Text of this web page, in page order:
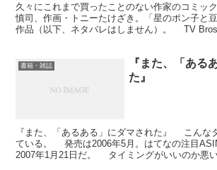
久々にこれまで買ったことのない作家のコミッ
慎司、作画・トニーたけざき。「星のポン子と
作品（以下、ネタバレはしません）。 TV
書籍・雑誌
『また、「ある
た』
『また、「あるある」にダマされた』 こんな
ている。 発売は2006年5月。はてなの注目
2007年1月21日だ。 タイミングがいいのか悪